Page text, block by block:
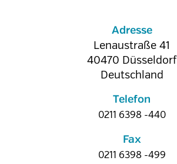
Adresse
Lenaustraße 41
40470 Düsseldorf
Deutschland
Telefon
0211 6398 -440
Fax
0211 6398 -499